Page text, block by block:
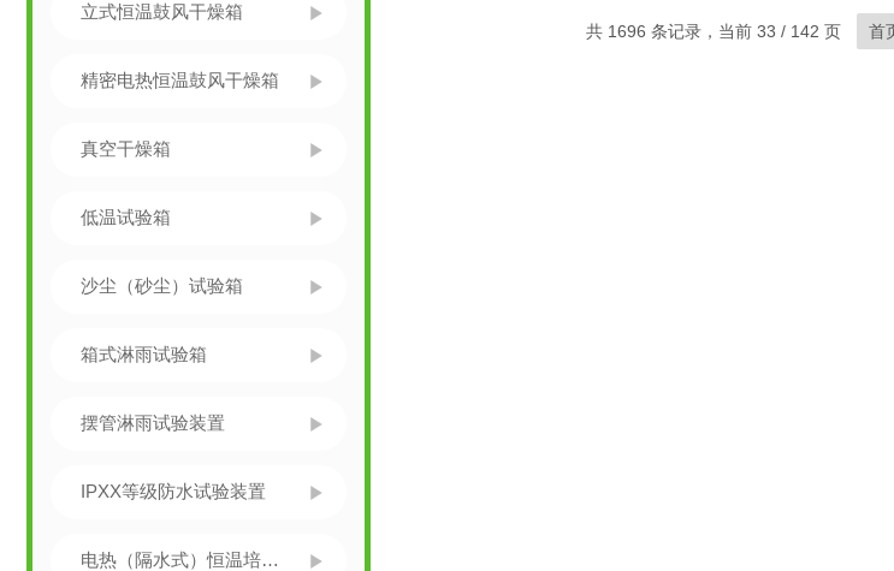
立式恒温鼓风干燥箱
精密电热恒温鼓风干燥箱
真空干燥箱
低温试验箱
沙尘（砂尘）试验箱
箱式淋雨试验箱
摆管淋雨试验装置
IPXX等级防水试验装置
电热（隔水式）恒温培养箱
共 1696 条记录，当前 33 / 142 页 首